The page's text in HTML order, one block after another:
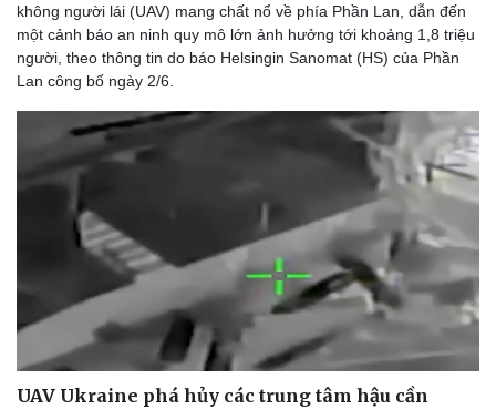
không người lái (UAV) mang chất nổ về phía Phần Lan, dẫn đến
một cảnh báo an ninh quy mô lớn ảnh hưởng tới khoảng 1,8 triệu
người, theo thông tin do báo Helsingin Sanomat (HS) của Phần
Lan công bố ngày 2/6.
UAV Ukraine phá hủy các trung tâm hậu cần